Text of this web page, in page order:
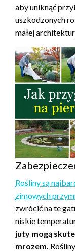
aby uniknąć
uszkodzonych
małej
Rośliny są
zimowych
zwrócić na te
niskie
juty mogą
mrozem.